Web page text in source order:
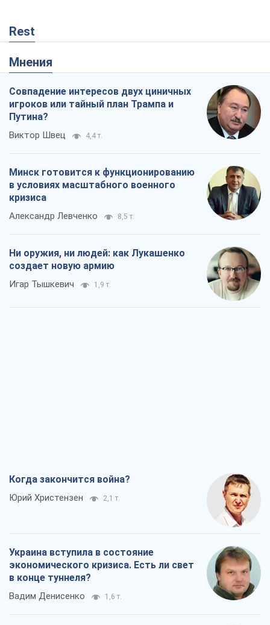
Rest
Мнения
Совпадение интересов двух циничных
игроков или тайный план Трампа и
Путина?
Виктор Швец 4,4 т.
Минск готовится к функционированию
в условиях масштабного военного
кризиса
Александр Левченко 8,5 т.
Ни оружия, ни людей: как Лукашенко
создает новую армию
Игар Тышкевич 1,9 т.
Когда закончится война?
Юрий Христензен 2,1 т.
Украина вступила в состояние
экономического кризиса. Есть ли свет
в конце туннеля?
Вадим Денисенко 1,6 т.